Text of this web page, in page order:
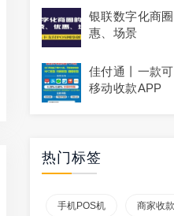
程
银联数字化商
惠、场景
佳付通丨一款
移动收款APP
热门标签
手机POS机 商家收